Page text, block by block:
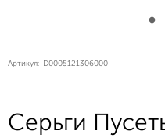
Артикул: D0005121306000
Серьги